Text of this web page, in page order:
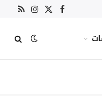
فيسبوك
X الانستغرام
RSS